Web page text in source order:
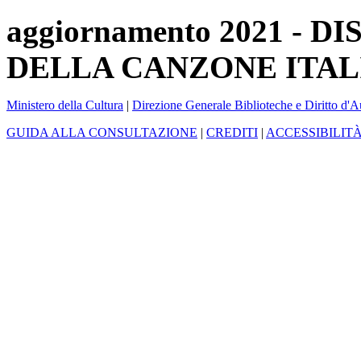
aggiornamento 2021 -
DELLA CANZONE
Ministero della Cultura | Direzione Generale Biblioteche e Diritto
GUIDA ALLA CONSULTAZIONE | CREDITI |